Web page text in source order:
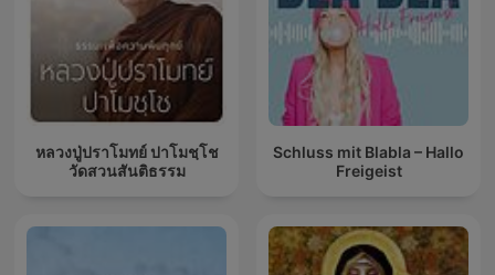
หลวงปู่ปราโมทย์ ปาโมชฺโช
วัดสวนสันติธรรม
Schluss mit Blabla – Hallo
Freigeist